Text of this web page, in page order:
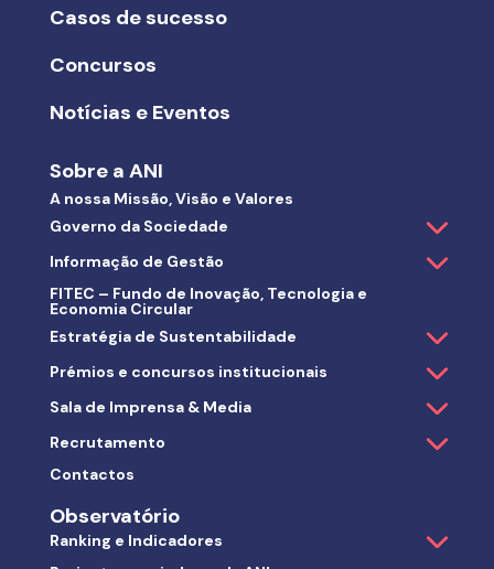
Casos de sucesso
Concursos
Notícias e Eventos
Sobre a ANI
A nossa Missão, Visão e Valores
Governo da Sociedade
Informação de Gestão
FITEC – Fundo de Inovação, Tecnologia e
Economia Circular
Estratégia de Sustentabilidade
Prémios e concursos institucionais
Sala de Imprensa & Media
Recrutamento
Contactos
Observatório
Ranking e Indicadores